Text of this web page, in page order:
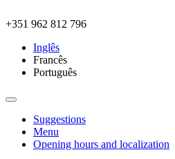
+351 962 812 796
Inglês
Francês
Português
Suggestions
Menu
Opening hours and localization